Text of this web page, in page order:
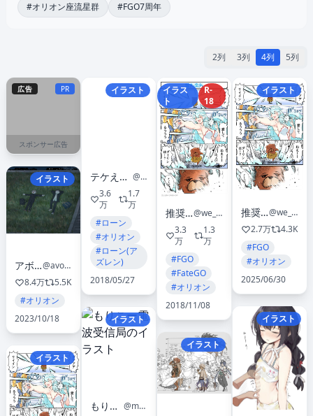
#オリオン座流星群
#FGO7周年
2列 3列 4列 5列
広告 PR
スポンサー広告
イラスト
アボガド6
@avogado6
8.4万
5.5K
#オリオン
2023/10/18
イラスト
イラスト
テケえもん@西く18a（土曜）
@tkms00o5
3.6
万
1.7
万
#ローン
#オリオン
#ローン(ア
ズレン)
2018/05/27
イラスト
もりこー電波受信局
@morico_planet
イラス
ト
R-
18
推奨幻想
@we_genn
3.3
万
1.3
万
#FGO
#FateGO
#オリオン
2018/11/08
イラスト
イラスト
推奨幻想
@we_genn
2.7万
4.3K
#FGO
#オリオン
2025/06/30
イラスト